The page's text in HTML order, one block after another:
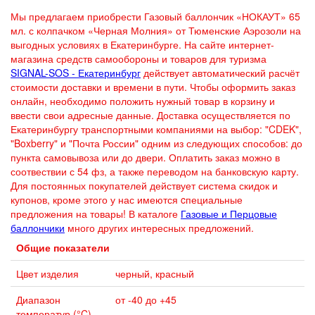
Мы предлагаем приобрести Газовый баллончик «НОКАУТ» 65
мл. с колпачком «Черная Молния» от Тюменские Аэрозоли на
выгодных условиях в Екатеринбурге. На сайте интернет-
магазина средств самообороны и товаров для туризма
SIGNAL-SOS - Екатеринбург действует автоматический расчёт
стоимости доставки и времени в пути. Чтобы оформить заказ
онлайн, необходимо положить нужный товар в корзину и
ввести свои адресные данные. Доставка осуществляется по
Екатеринбургу транспортными компаниями на выбор: "CDEK",
"Boxberry" и "Почта России" одним из следующих способов: до
пункта самовывоза или до двери. Оплатить заказ можно в
соотвествии с 54 фз, а также переводом на банковскую карту.
Для постоянных покупателей действует система скидок и
купонов, кроме этого у нас имеются cпециальные
предложения на товары! В каталоге Газовые и Перцовые
баллончики много других интересных предложений.
Общие показатели
Цвет изделия
черный, красный
Диапазон
от -40 до +45